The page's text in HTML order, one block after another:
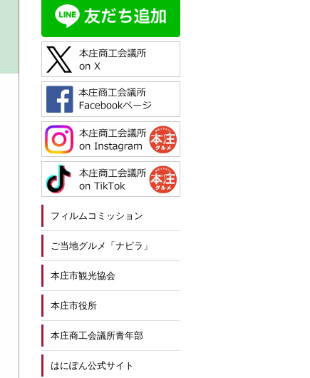
フィルムコミッション
ご当地グルメ「ナピラ」
本庄市観光協会
本庄市役所
本庄商工会議所青年部
はにぽん公式サイト